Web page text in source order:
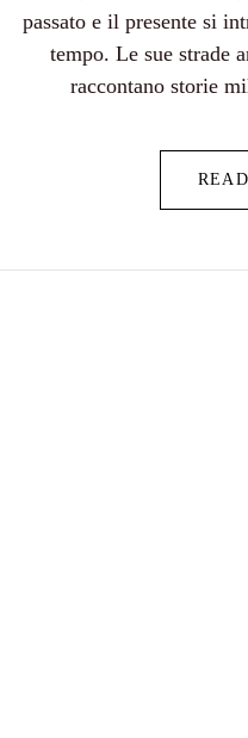
passato e il presente si
tempo. Le sue strade
raccontano storie